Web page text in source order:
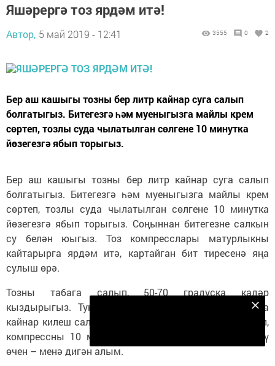
Яшәрергә тоз ярдәм итә!
Автор, 5 май 2019 - 12:41 3555 0 2
Бер аш кашыгы тозны бер литр кайнар суга салып
болгатыгыз. Битегезгә һәм муеныгызга майлы крем
сөртеп, тозлы суда чылатылган сөлгене 10 минутка
йөзегезгә ябып торыгыз.
Бер аш кашыгы тозны бер литр кайнар суга салып
болгатыгыз. Битегезгә һәм муеныгызга майлы крем
сөртеп, тозлы суда чылатылган сөлгене 10 минутка
йөзегезгә ябып торыгыз. Соңыннан битегезне салкын
су белән юыгыз. Тоз компресслары матурлыкны
кайтарырга ярдәм итә, картайган бит тиресенә яңа
сулыш өрә.
Тозны табага салып, 50-70 градуска кадәр
кыздырыгыз. Тукымадан ясалган кечкенә капчыкка
кайнар килеш салып, аны муенга, ияк тирәләренә куеп,
компрессны 10 минут тотыгыз. Икенче иякне бетерү
өчен – менә дигән алым.